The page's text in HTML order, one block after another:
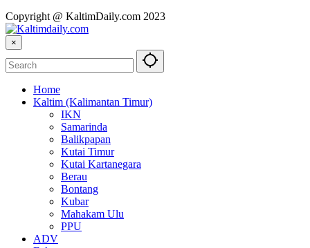
Copyright @ KaltimDaily.com 2023
×
Home
Kaltim (Kalimantan Timur)
IKN
Samarinda
Balikpapan
Kutai Timur
Kutai Kartanegara
Berau
Bontang
Kubar
Mahakam Ulu
PPU
ADV